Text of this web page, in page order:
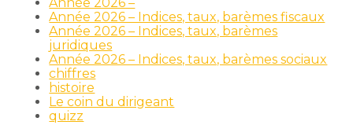
Année 2026 – Indices, taux, barèmes fiscaux
Année 2026 – Indices, taux, barèmes
juridiques
Année 2026 – Indices, taux, barèmes sociaux
chiffres
histoire
Le coin du dirigeant
quizz